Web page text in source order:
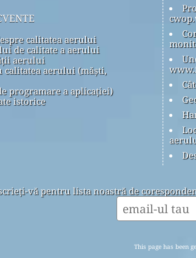
calitatea aerului
de calitate a aerului
aerului
calitatea aerului (măști,
programare a aplicației)
istorice
vă pentru lista noastră de
This page has been